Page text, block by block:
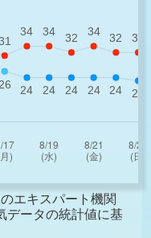
エキスパート機関
データの統計値に基